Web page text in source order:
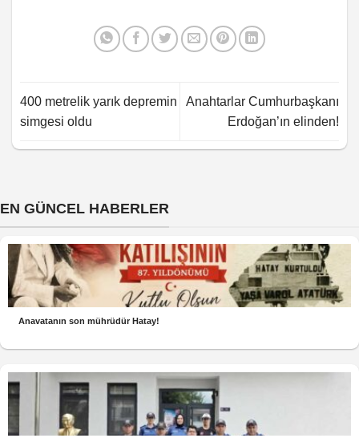
400 metrelik yarık depremin
simgesi oldu
Anahtarlar Cumhurbaşkanı
Erdoğan’ın elinden!
EN GÜNCEL HABERLER
Anavatanın son mührüdür Hatay!